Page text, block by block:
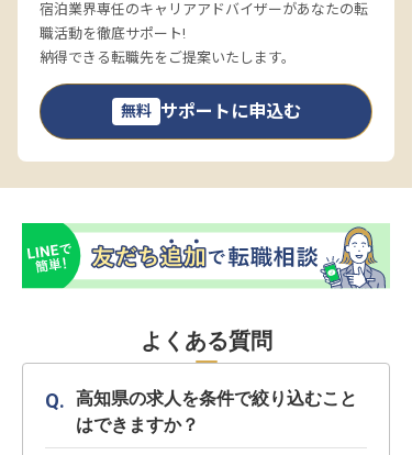
宿泊業界専任のキャリアアドバイザーがあなたの転
職活動を徹底サポート!
納得できる転職先をご提案いたします。
無料 サポートに申込む
よくある質問
高知県の求人を条件で絞り込むこと
はできますか？